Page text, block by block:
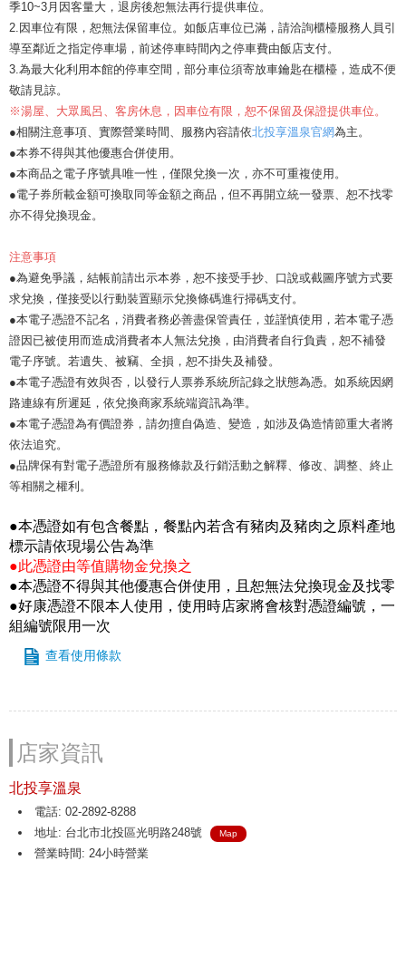
季10~3月因客量大，退房後恕無法再行提供車位。
2.因車位有限，恕無法保留車位。如飯店車位已滿，請洽詢櫃檯服務人員引
導至鄰近之指定停車場，前述停車時間內之停車費由飯店支付。
3.為最大化利用本館的停車空間，部分車位須寄放車鑰匙在櫃檯，造成不便
敬請見諒。
※湯屋、大眾風呂、客房休息，因車位有限，恕不保留及保證提供車位。
●相關注意事項、實際營業時間、服務內容請依北投享溫泉官網為主。
●本券不得與其他優惠合併使用。
●本商品之電子序號具唯一性，僅限兌換一次，亦不可重複使用。
●電子券所載金額可換取同等金額之商品，但不再開立統一發票、恕不找零
亦不得兌換現金。
注意事項
●為避免爭議，結帳前請出示本券，恕不接受手抄、口說或截圖序號方式要
求兌換，僅接受以行動裝置顯示兌換條碼進行掃碼支付。
●本電子憑證不記名，消費者務必善盡保管責任，並謹慎使用，若本電子憑
證因已被使用而造成消費者本人無法兌換，由消費者自行負責，恕不補發
電子序號。若遺失、被竊、全損，恕不掛失及補發。
●本電子憑證有效與否，以發行人票券系統所記錄之狀態為憑。如系統因網
路連線有所遲延，依兌換商家系統端資訊為準。
●本電子憑證為有價證券，請勿擅自偽造、變造，如涉及偽造情節重大者將
依法追究。
●品牌保有對電子憑證所有服務條款及行銷活動之解釋、修改、調整、終止
等相關之權利。
●本憑證如有包含餐點，餐點內若含有豬肉及豬肉之原料產地
標示請依現場公告為準
●此憑證由等值購物金兌換之
●本憑證不得與其他優惠合併使用，且恕無法兌換現金及找零
●好康憑證不限本人使用，使用時店家將會核對憑證編號，一
組編號限用一次
查看使用條款
店家資訊
北投享溫泉
電話: 02-2892-8288
地址: 台北市北投區光明路248號
Map
營業時間: 24小時營業